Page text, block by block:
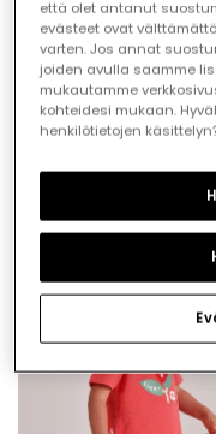
Pink knitted baby jacket
-50%
että olet antanut
evästeet ovat
varten. Jos annat
joiden avulla saamme
mukautamme
kohteidesi mukaan.
henkilötietojen